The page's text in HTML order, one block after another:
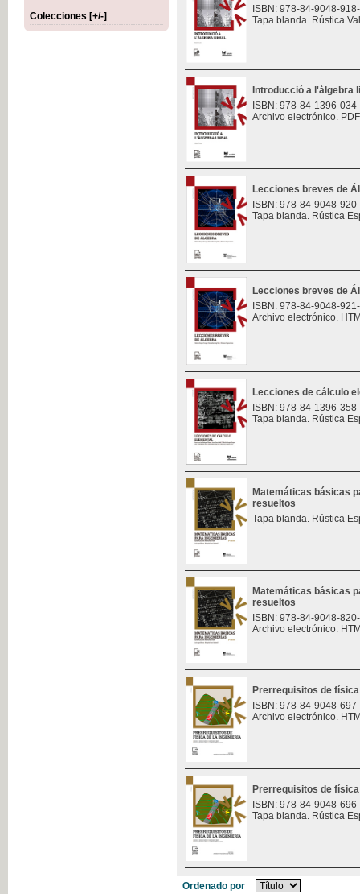
Colecciones [+/-]
ISBN: 978-84-9048-
Tapa blanda. Rústica
Introducció a l'àlgebra
ISBN: 978-84-1396-
Archivo electrónico.
Lecciones breves de
ISBN: 978-84-9048-
Tapa blanda. Rústica
Lecciones breves de
ISBN: 978-84-9048-
Archivo electrónico.
Lecciones de cálculo
ISBN: 978-84-1396-
Tapa blanda. Rústica
Matemáticas básicas
resueltos
Tapa blanda. Rústica
Matemáticas básicas
resueltos
ISBN: 978-84-9048-
Archivo electrónico.
Prerrequisitos de
ISBN: 978-84-9048-
Archivo electrónico.
Prerrequisitos de
ISBN: 978-84-9048-
Tapa blanda. Rústica
Ordenado por